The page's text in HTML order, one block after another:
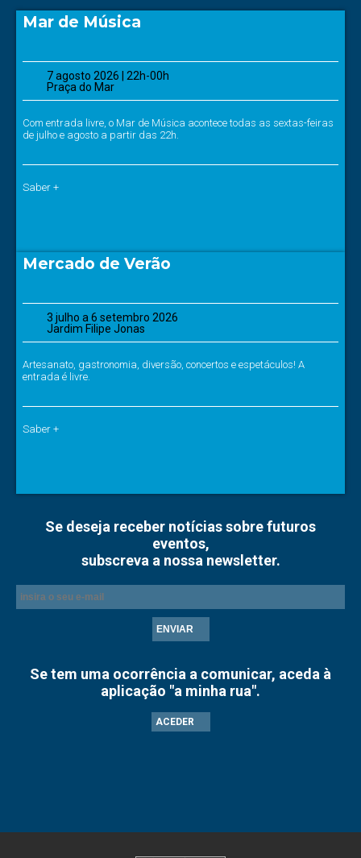
Mar de Música
7 agosto 2026 | 22h-00h
Praça do Mar
Com entrada livre, o Mar de Música acontece todas as sextas-feiras
de julho e agosto a partir das 22h.
Saber +
Mercado de Verão
3 julho a 6 setembro 2026
Jardim Filipe Jonas
Artesanato, gastronomia, diversão, concertos e espetáculos! A
entrada é livre.
Saber +
Se deseja receber notícias sobre futuros
eventos,
subscreva a nossa newsletter.
ENVIAR
Se tem uma ocorrência a comunicar, aceda à
aplicação "a minha rua".
ACEDER